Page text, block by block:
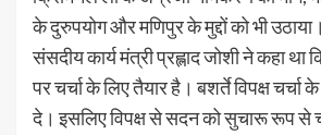
के दुरुपयोग और मणिपुर के मुद्दों को भी
संसदीय कार्य मंत्री प्रह्लाद जोशी ने कहा था
पर चर्चा के लिए तैयार है। बशर्ते विपक्ष चर्चा
दे। इसलिए विपक्ष से सदन को सुचारू रूप से